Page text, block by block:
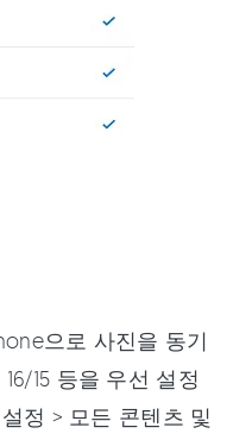
으로 사진을 동기
15 등을 우선 설정
정 > 모든 콘텐츠 및